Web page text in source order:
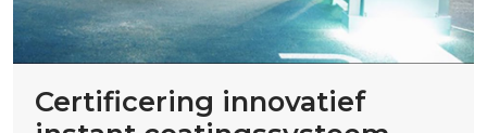
Certificering innovatief